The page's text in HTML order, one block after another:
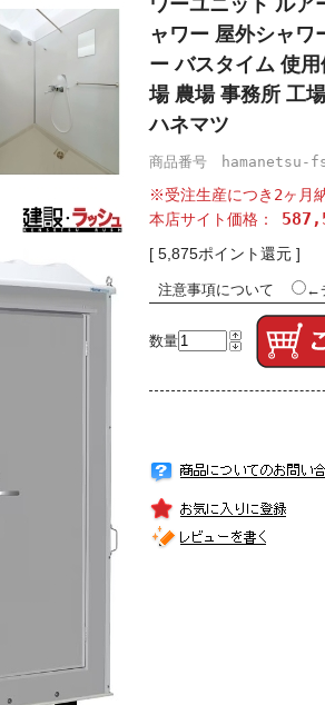
ワーユニット ル
ャワー 屋外シャワ
ー バスタイム 使
場 農場 事務所 工
ハネマツ
商品番号 hamanetsu-
※受注生産につき2ヶ月
本店サイト価格：
[ 5,875ポイント還元 ]
注意事項について ←
数量